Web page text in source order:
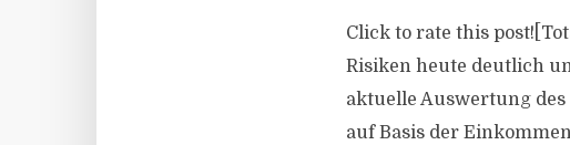
Click to rate this
Risiken heute deutlich
aktuelle Auswertung
auf Basis der